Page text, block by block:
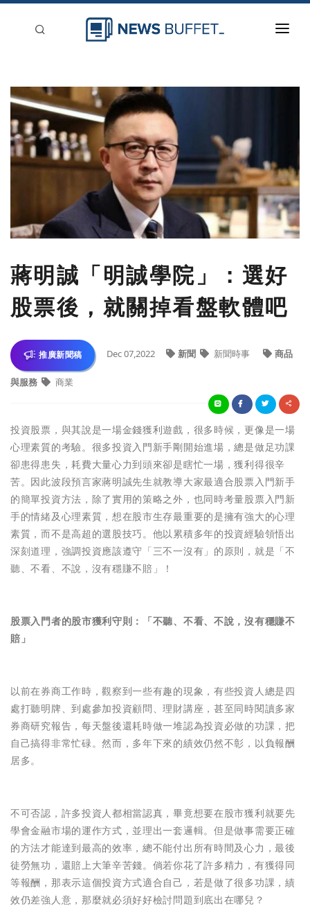
新聞稿分類
登入
刊登
蔣明誠「明誠學院」：選好
股票後，就關掉看盤軟體吧
推廣新聞稿 Dec 07,2022 新聞 新聞時事 商品
與服務 商業
投資股票，與其說是一場金錢獲利遊戲，很多時候，更像是一場
心理素質的考驗。很多投資入門新手剛開始進場，總是做足功課
卻患得患失，耗費大量心力到頭來卻是瞎忙一場，獲利得很辛
苦。因此波段預言家蔣明誠先生就教導大家最適合股票入門新手
的簡單投資方法，除了實用的策略之外，也同時考量股票入門新
手的情緒及心理素質，想在股市生存最重要的是擁有強大的心理
素質，而不是高超的選股技巧。他以累積多年的投資經驗領悟出
深刻道理，強調投資應該遵守「三不一沒有」的原則，就是「不
聽、不看、不說，沒有穩賺不賠」！
股票入門者的股市獲利守則：「不 聽、不看、不說，沒有穩賺不
賠」
以前在券商工作時，觀察到一些有趣的現象，有些投資人總是四
處打聽明牌、到處參加投資顧問、理財講座，甚至同時閱讀多家
券商研究報告，每天盤後還耗時做一堆認為投資必做的功課，把
自己搞得非常忙碌。然而，多年下來的績效仍然不彰，以負報酬
居多。
不可否認，許多投資人都相當認真，畢竟想要在股市獲利就要先
學會金融市場的運作方式，並理出一套邏輯。但是做事需要正確
的方法才能達到最高的效率，總不能付出所有時間及心力，最後
徒勞無功，還賠上大筆辛苦錢。倘若你花了許多精力，有獲得同
等報酬，那表示這個投資方式適合自己，若是做了很多功課，績
效仍差強人意，那麼就必須好好檢討問題到底出在哪兒？